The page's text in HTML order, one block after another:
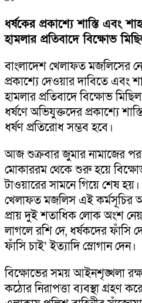
ধর্ষকের প্রকাশ্যে শাস্তি এবং
হামলার প্রতিবাদে বিক্ষোভ
বাংলাদেশ খেলাফত মজলিসের
প্রকাশ্যে দেওয়ার দাবিতে এবং
হামলার প্রতিবাদে বিক্ষোভ
ধর্ষণে অভিযুক্তদের প্রকাশ্যে
ধর্ষণ প্রতিরোধ সম্ভব হবে।
আজ শুক্রবার জুমার নামাজের
মোকাররম থেকে শুরু হয়ে
টাওয়ারের সামনে গিয়ে শেষ
খেলাফত মজলিস এই
প্রায় দুই শতাধিক লোক অংশ
লাগলে রশি দে, ধর্ষকদের ফাঁসি
ফাঁসি চাই’ ইত্যাদি স্লোগান দেন।
বিক্ষোভের সময় আইনশৃঙ্খলা
কঠোর নিরাপত্তা ব্যবস্থা গ্রহণ